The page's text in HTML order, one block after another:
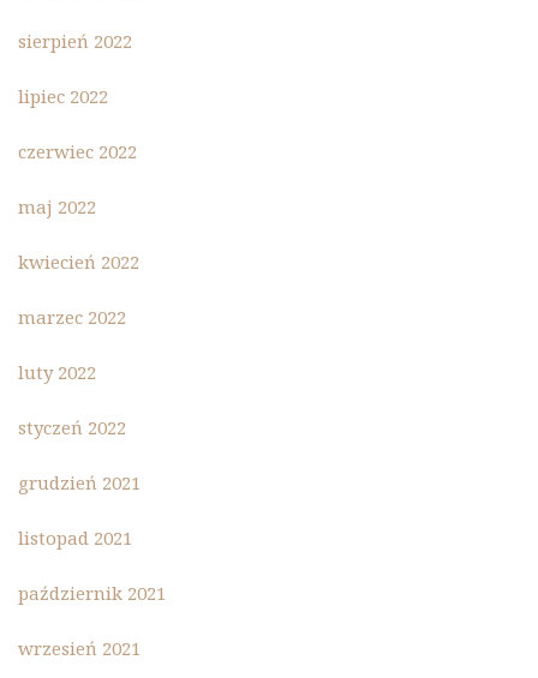
sierpień 2022
lipiec 2022
czerwiec 2022
maj 2022
kwiecień 2022
marzec 2022
luty 2022
styczeń 2022
grudzień 2021
listopad 2021
październik 2021
wrzesień 2021